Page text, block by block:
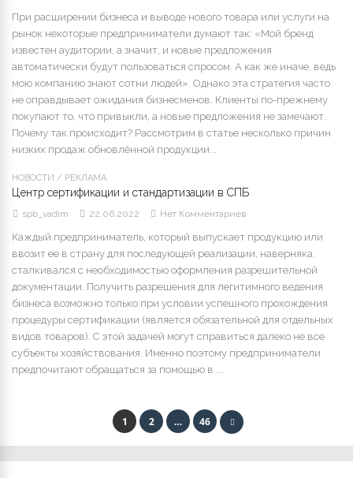
При расширении бизнеса и выводе нового товара или услуги на
рынок некоторые предприниматели думают так: «Мой бренд
известен аудитории, а значит, и новые предложения
автоматически будут пользоваться спросом. А как же иначе, ведь
мою компанию знают сотни людей». Однако эта стратегия часто
не оправдывает ожидания бизнесменов. Клиенты по-прежнему
покупают то, что привыкли, а новые предложения не замечают.
Почему так происходит? Рассмотрим в статье несколько причин
низких продаж обновлённой продукции...
НОВОСТИ / РЕКЛАМА
Центр сертификации и стандартизации в СПБ
spb_vadim 22.06.2022 Нет Комментариев
Каждый предприниматель, который выпускает продукцию или
ввозит ее в страну для последующей реализации, наверняка,
сталкивался с необходимостью оформления разрешительной
документации. Получить разрешения для легитимного ведения
бизнеса возможно только при условии успешного прохождения
процедуры сертификации (является обязательной для отдельных
видов товаров). С этой задачей могут справиться далеко не все
субъекты хозяйствования. Именно поэтому предприниматели
предпочитают обращаться за помощью в ...
1 2 … 46